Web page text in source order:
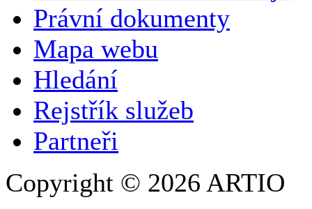
SPOLEČNOST / ORGANIZACE
E-MAILOVÁ ADRESA
TELEFON
Právní dokumenty
Mapa webu
Hledání
Rejstřík služeb
Partneři
Copyright © 2026 ARTIO